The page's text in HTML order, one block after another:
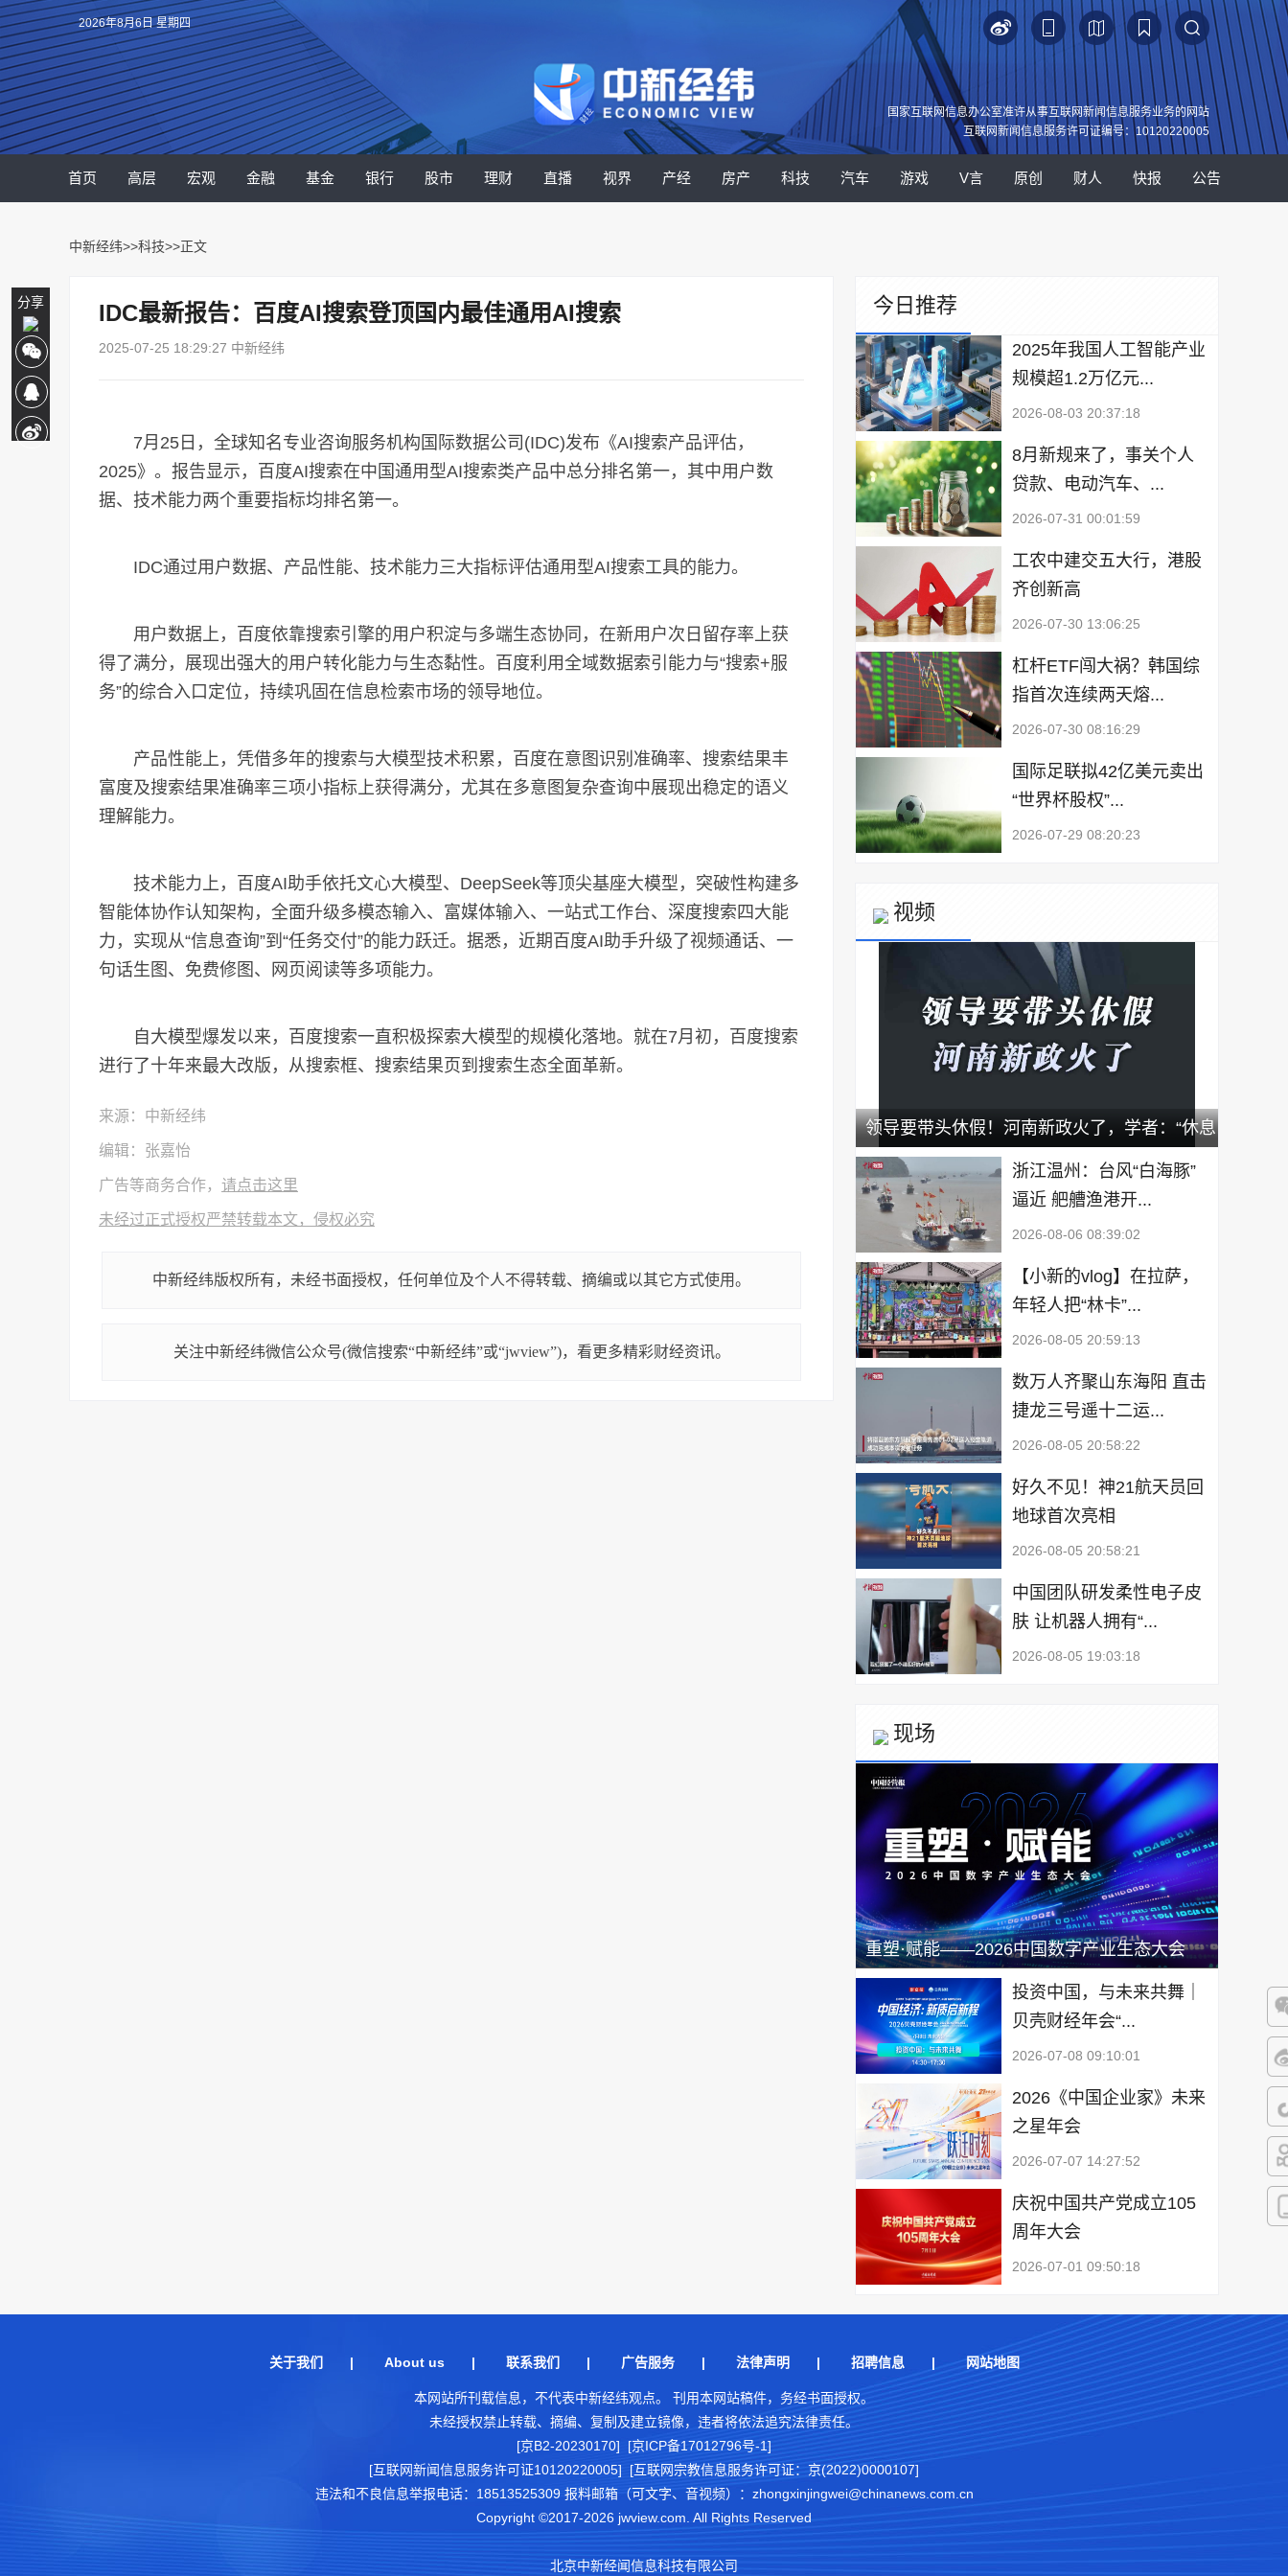
微
微
抖
快
分享
2026年8月6日 星期四
国家互联网信息办公室准许从事互联网新闻信息服务业务的网站
互联网新闻信息服务许可证编号：10120220005
首页 高层 宏观 金融 基金 银行 股市 理财 直播 视界 产经 房产 科技 汽车 游戏 V言 原创 财人 快报 公告
中新经纬>>科技>>正文
IDC最新报告：百度AI搜索登顶国内最佳通用AI搜索
2025-07-25 18:29:27 中新经纬
7月25日，全球知名专业咨询服务机构国际数据公司(IDC)发布《AI搜索产品评估，
2025》。报告显示，百度AI搜索在中国通用型AI搜索类产品中总分排名第一，其中用户数
据、技术能力两个重要指标均排名第一。
IDC通过用户数据、产品性能、技术能力三大指标评估通用型AI搜索工具的能力。
用户数据上，百度依靠搜索引擎的用户积淀与多端生态协同，在新用户次日留存率上获
得了满分，展现出强大的用户转化能力与生态黏性。百度利用全域数据索引能力与“搜索+服
务”的综合入口定位，持续巩固在信息检索市场的领导地位。
产品性能上，凭借多年的搜索与大模型技术积累，百度在意图识别准确率、搜索结果丰
富度及搜索结果准确率三项小指标上获得满分，尤其在多意图复杂查询中展现出稳定的语义
理解能力。
技术能力上，百度AI助手依托文心大模型、DeepSeek等顶尖基座大模型，突破性构建多
智能体协作认知架构，全面升级多模态输入、富媒体输入、一站式工作台、深度搜索四大能
力，实现从“信息查询”到“任务交付”的能力跃迁。据悉，近期百度AI助手升级了视频通话、一
句话生图、免费修图、网页阅读等多项能力。
自大模型爆发以来，百度搜索一直积极探索大模型的规模化落地。就在7月初，百度搜索
进行了十年来最大改版，从搜索框、搜索结果页到搜索生态全面革新。
来源：中新经纬
编辑：张嘉怡
广告等商务合作， 请点击这里
未经过正式授权严禁转载本文，侵权必究
中新经纬版权所有，未经书面授权，任何单位及个人不得转载、摘编或以其它方式使用。
关注中新经纬微信公众号(微信搜索“中新经纬”或“jwview”)，看更多精彩财经资讯。
今日推荐
2025年我国人工智能产业
规模超1.2万亿元...
2026-08-03 20:37:18
8月新规来了，事关个人
贷款、电动汽车、...
2026-07-31 00:01:59
工农中建交五大行，港股
齐创新高
2026-07-30 13:06:25
杠杆ETF闯大祸？韩国综
指首次连续两天熔...
2026-07-30 08:16:29
国际足联拟42亿美元卖出
“世界杯股权”...
2026-07-29 08:20:23
视频
领导要带头休假！河南新政火了，学者：“休息
不等于躺平”｜宅男财经浙江温州：台风“白海豚”
逼近 舥艚渔港开...
2026-08-06 08:39:02
【小新的vlog】在拉萨，
年轻人把“林卡”...
2026-08-05 20:59:13
数万人齐聚山东海阳 直击
捷龙三号遥十二运...
2026-08-05 20:58:22
好久不见！神21航天员回
地球首次亮相
2026-08-05 20:58:21
中国团队研发柔性电子皮
肤 让机器人拥有“...
2026-08-05 19:03:18
现场
重塑·赋能——2026中国数字产业生态大会
投资中国，与未来共舞｜
贝壳财经年会“...
2026-07-08 09:10:01
2026《中国企业家》未来
之星年会
2026-07-07 14:27:52
庆祝中国共产党成立105
周年大会
2026-07-01 09:50:18
关于我们 | About us| 联系我们 | 广告服务| 法律声明 | 招聘信息 | 网站地图
本网站所刊载信息，不代表中新经纬观点。 刊用本网站稿件，务经书面授权。
未经授权禁止转载、摘编、复制及建立镜像，违者将依法追究法律责任。
[京B2-20230170] [京ICP备17012796号-1]
[互联网新闻信息服务许可证10120220005]
[互联网宗教信息服务许可证：京(2022)0000107]
违法和不良信息举报电话：18513525309 报料邮箱（可文字、音视频）：zhongxinjingwei@chinanews.com.cn
Copyright ©2017-2026 jwview.com. All Rights Reserved
北京中新经闻信息科技有限公司